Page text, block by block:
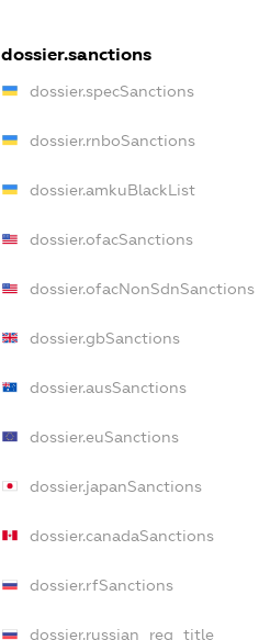
dossier.sanctions
dossier.specSanctions
dossier.rnboSanctions
dossier.amkuBlackList
dossier.ofacSanctions
dossier.ofacNonSdnSanctions
dossier.gbSanctions
dossier.ausSanctions
dossier.euSanctions
dossier.japanSanctions
dossier.canadaSanctions
dossier.rfSanctions
dossier.russian_reg_title